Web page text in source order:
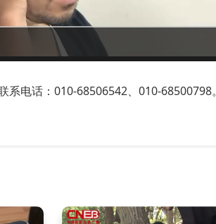
电话：010-68506542、010-68500798。